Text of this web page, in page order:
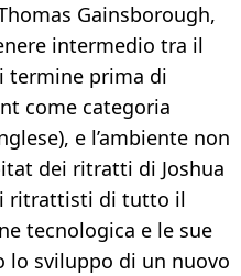
Gainsborough,
intermedio tra il
termine prima di
come categoria
e l’ambiente non
dei ritratti di Joshua
ritrattisti di tutto il
tecnologica e le sue
lo sviluppo di un nuovo